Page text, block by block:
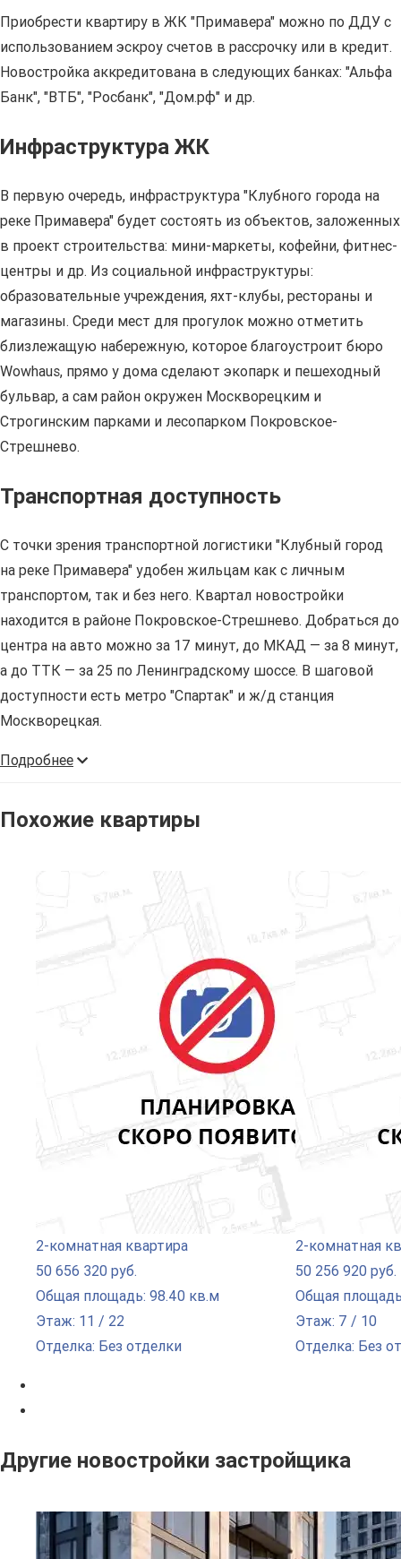
Приобрести квартиру в ЖК "Примавера" можно по ДДУ с
использованием эскроу счетов в рассрочку или в кредит.
Новостройка аккредитована в следующих банках: "Альфа
Банк", "ВТБ", "Росбанк", "Дом.рф" и др.
Инфраструктура ЖК
В первую очередь, инфраструктура "Клубного города на
реке Примавера" будет состоять из объектов, заложенных
в проект строительства: мини-маркеты, кофейни, фитнес-
центры и др. Из социальной инфраструктуры:
образовательные учреждения, яхт-клубы, рестораны и
магазины. Среди мест для прогулок можно отметить
близлежащую набережную, которое благоустроит бюро
Wowhaus, прямо у дома сделают экопарк и пешеходный
бульвар, а сам район окружен Москворецким и
Строгинским парками и лесопарком Покровское-
Стрешнево.
Транспортная доступность
С точки зрения транспортной логистики "Клубный город
на реке Примавера" удобен жильцам как с личным
транспортом, так и без него. Квартал новостройки
находится в районе Покровское-Стрешнево. Добраться до
центра на авто можно за 17 минут, до МКАД — за 8 минут,
а до ТТК — за 25 по Ленинградскому шоссе. В шаговой
доступности есть метро "Спартак" и ж/д станция
Москворецкая.
Подробнее
Похожие квартиры
2-комнатная квартира
50 656 320 руб.
Общая площадь: 98.40 кв.м
Этаж: 11 / 22
Отделка: Без отделки
2-комнатная
50 256 920 руб.
Общая
Этаж: 7 / 10
Отделка: Без
Другие новостройки застройщика